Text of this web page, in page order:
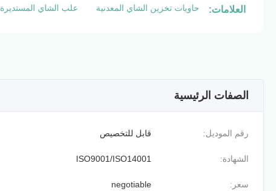
العلامات: حاويات تخزين الشاي المعدنية علب الشاي المستديرة
الصفات الرئيسية
رقم الموديل: قابل للتخصيص
الشهادة: ISO9001/ISO14001
سعر: negotiable